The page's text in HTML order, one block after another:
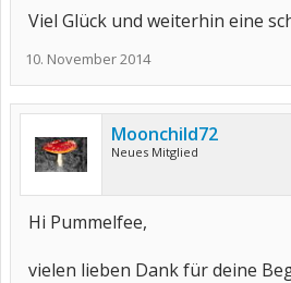
Viel Glück und weiterhin eine
10. November 2014
Moonchild72
Neues Mitglied
Hi Pummelfee,
vielen lieben Dank für deine